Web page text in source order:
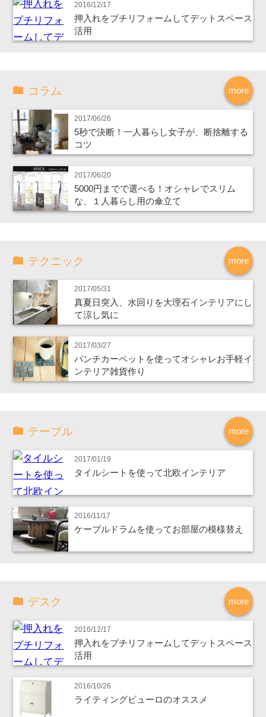
2016/12/17
押入れをプチリフォームしてデットスペース
活用
more
コラム
2017/06/26
5秒で決断！一人暮らし女子が、断捨離する
コツ
2017/06/20
5000円までで選べる！オシャレでスリム
な、１人暮らし用の傘立て
more
テクニック
2017/05/31
真夏日突入、水回りを大理石インテリアにし
て涼し気に
2017/03/27
パンチカーペットを使ってオシャレお手軽イ
ンテリア雑貨作り
more
テーブル
2017/01/19
タイルシートを使って北欧インテリア
2016/11/17
ケーブルドラムを使ってお部屋の模様替え
more
デスク
2016/12/17
押入れをプチリフォームしてデットスペース
活用
2016/10/26
ライティングビューロのオススメ